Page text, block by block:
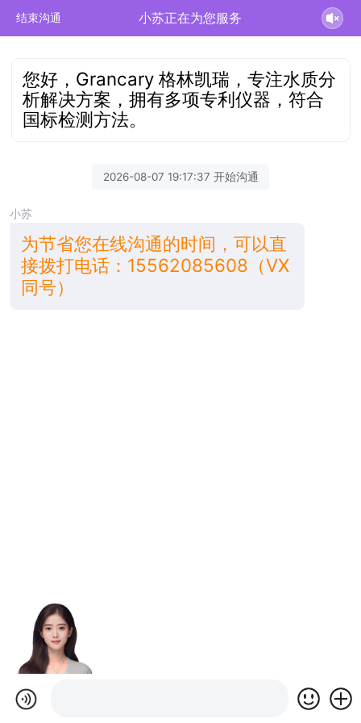
结束沟通 小苏正在为您服务
您好，Grancary 格林凯瑞，专注水质分
析解决方案，拥有多项专利仪器，符合
国标检测方法。
2026-08-07 19:17:37 开始沟通
小苏
为节省您在线沟通的时间，可以直
接拨打电话：15562085608（VX
同号）